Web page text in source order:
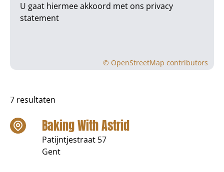
7 resultaten
Baking With Astrid
Patijntjestraat 57
Gent
U gaat hiermee akkoord met ons privacy
statement
© OpenStreetMap contributors